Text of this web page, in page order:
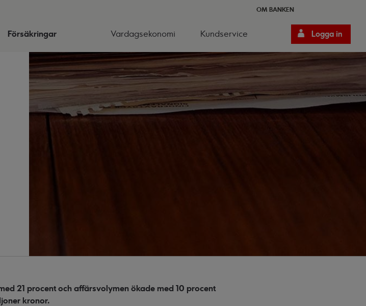
OM BANKEN
Försäkringar Vardagsekonomi Kundservice Logga in
21 procent och affärsvolymen ökade med 10 procent
kronor.